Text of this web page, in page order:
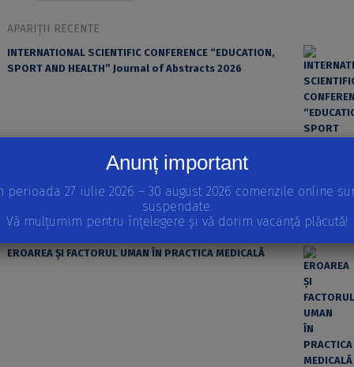
APARIȚII RECENTE
INTERNATIONAL SCIENTIFIC CONFERENCE “EDUCATION,
SPORT AND HEALTH” Journal of Abstracts 2026
EROAREA ȘI FACTORUL UMAN ÎN PRACTICA MEDICALĂ
Anunț important
perioada 27 iulie 2026 – 30 august 2026 comenzile online
suspendate.
Vă mulțumim pentru înțelegere și vă dorim vacanță plăcută!